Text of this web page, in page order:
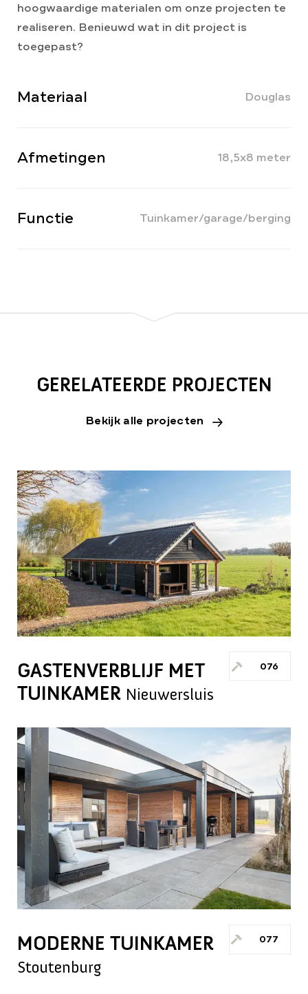
hoogwaardige materialen om onze projecten te
realiseren. Benieuwd wat in dit project is
toegepast?
Materiaal Douglas
Afmetingen 18,5x8 meter
Functie Tuinkamer/garage/berging
GERELATEERDE PROJECTEN
Bekijk alle projecten
GASTENVERBLIJF MET
TUINKAMER Nieuwersluis
076
MODERNE TUINKAMER
Stoutenburg
077